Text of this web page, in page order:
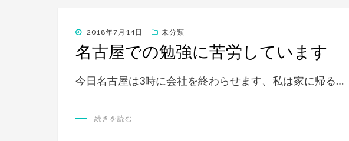
投
稿
日:
2018年7月14日 未分類
名古屋での勉強に苦労しています
今日名古屋は3時に会社を終わらせます、私は家に帰る…
続きを読む